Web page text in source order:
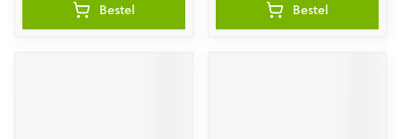
Bestel Bestel